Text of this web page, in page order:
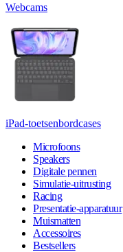
Webcams
iPad-toetsenbordcases
Microfoons
Speakers
Digitale pennen
Simulatie-uitrusting
Racing
Presentatie-apparatuur
Muismatten
Accessoires
Bestsellers